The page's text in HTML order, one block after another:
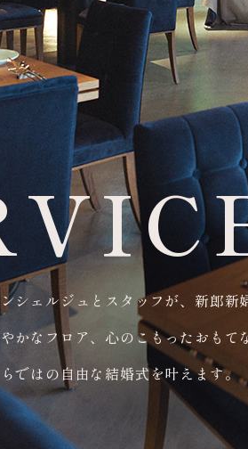
シェルジュとスタッフが、新郎新
かなフロア、心のこもったおもて
ではの自由な結婚式を叶えます。